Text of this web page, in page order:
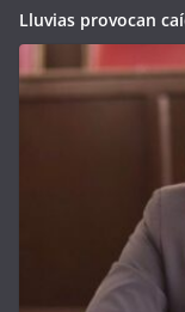
Lluvias provocan